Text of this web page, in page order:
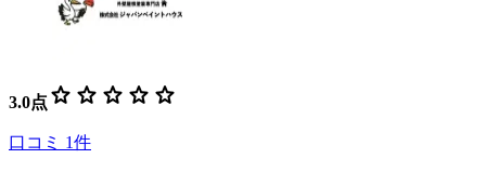
3.0点 star star star star star
口コミ 1件